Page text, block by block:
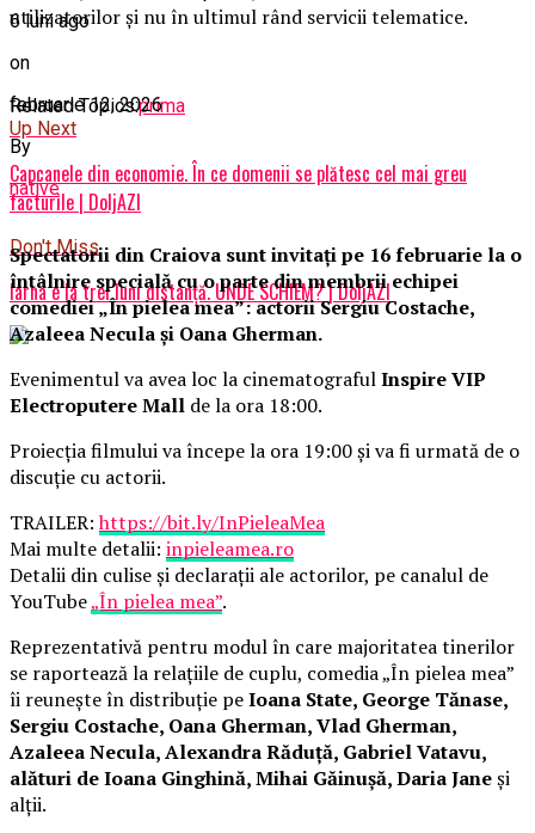
utilizatorilor şi nu în ultimul rând servicii telematice.
Related Topics:prima
Up Next
Capcanele din economie. În ce domenii se plătesc cel mai greu
facturile | DoljAZI
Don't Miss
Iarna e la trei luni distanță. UNDE SCHIEM? | DoljAZI
6 luni ago
on
februarie 12, 2026
By
native
Spectatorii din Craiova sunt invitați pe 16 februarie la o
întâlnire specială cu o parte din membrii echipei
comediei „În pielea mea”: actorii Sergiu Costache,
Azaleea Necula și Oana Gherman.
Evenimentul va avea loc la cinematografulInspire VIP
Electroputere Mall de la ora 18:00.
Proiecția filmului va începe la ora 19:00 și va fi urmată de o
discuție cu actorii.
TRAILER:https://bit.ly/InPieleaMea
Mai multe detalii: inpieleamea.ro
Detalii din culise și declarații ale actorilor, pe canalul de
YouTube„În pielea mea”.
Reprezentativă pentru modul în care majoritatea tinerilor
se raportează la relațiile de cuplu, comedia „În pielea mea”
îi reunește în distribuție peIoana State, George Tănase,
Sergiu Costache, Oana Gherman, Vlad Gherman,
Azaleea Necula, Alexandra Răduță, Gabriel Vatavu,
alături de Ioana Ginghină, Mihai Găinușă, Daria Janeși
alții.